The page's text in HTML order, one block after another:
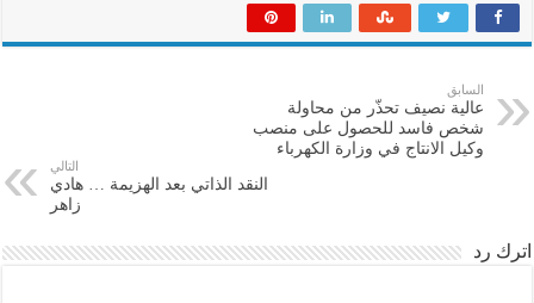
السابق
عالية نصيف تحذّر من محاولة
شخص فاسد للحصول على منصب
وكيل الانتاج في وزارة الكهرباء
التالي
النقد الذاتي بعد الهزيمة … هادي
زاهر
اترك رد